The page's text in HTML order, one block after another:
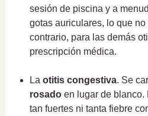
sesión de piscina y a
gotas auriculares, lo que
contrario, para las demás
prescripción médica.
La otitis congestiva. Se
rosado en lugar de blanco.
tan fuertes ni tanta fiebre